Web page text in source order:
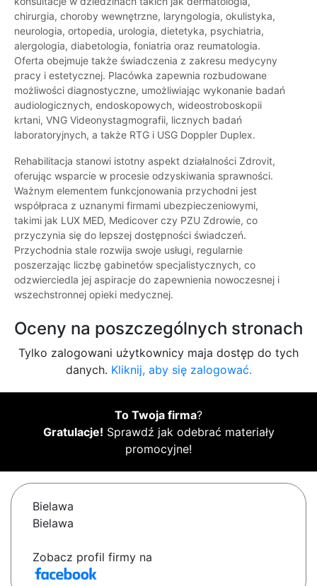
chirurgia, choroby wewnętrzne, laryngologia, okulistyka,
neurologia, ortopedia, urologia, dietetyka, psychiatria,
alergologia, diabetologia, foniatria oraz reumatologia.
Oferta obejmuje także świadczenia z zakresu medycyny
pracy i estetycznej. Placówka zapewnia rozbudowane
możliwości diagnostyczne, umożliwiając wykonanie badań
audiologicznych, endoskopowych, wideostroboskopii
krtani, VNG Videonystagmografii, licznych badań
laboratoryjnych, a także RTG i USG Doppler Duplex.
Rehabilitacja stanowi istotny aspekt działalności Zdrovit,
oferując wsparcie w procesie odzyskiwania sprawności.
Ważnym elementem funkcjonowania przychodni jest
współpraca z uznanymi firmami ubezpieczeniowymi,
takimi jak LUX MED, Medicover czy PZU Zdrowie, co
przyczynia się do lepszej dostępności świadczeń.
Przychodnia stale rozwija swoje usługi, regularnie
poszerzając liczbę gabinetów specjalistycznych, co
odzwierciedla jej aspiracje do zapewnienia nowoczesnej i
wszechstronnej opieki medycznej.
Oceny na poszczególnych stronach
Tylko zalogowani użytkownicy maja dostęp do tych
danych. Kliknij, aby się zalogować.
To Twoja firma?
Gratulacje! Sprawdź jak odebrać materiały
promocyjne!
Bielawa
Bielawa
Zobacz profil firmy na